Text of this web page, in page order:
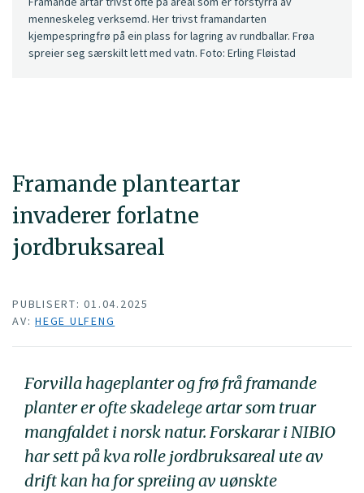
Framande planteartar
invaderer forlatne
jordbruksareal
menneskeleg verksemd. Her trivst framandarten
kjempespringfrø på ein plass for lagring av rundballar. Frøa
spreier seg særskilt lett med vatn. Foto: Erling Fløistad
PUBLISERT: 01.04.2025
AV: HEGE ULFENG
Forvilla hageplanter og frø frå framande
planter er ofte skadelege artar som truar
mangfaldet i norsk natur. Forskarar i NIBIO
har sett på kva rolle jordbruksareal ute av
drift kan ha for spreiing av uønskte